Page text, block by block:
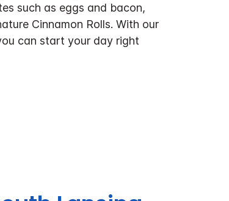
such as eggs and bacon,
Cinnamon Rolls. With our
can start your day right